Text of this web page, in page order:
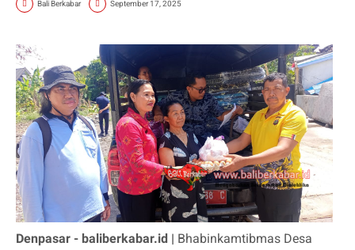
Bali Berkabar September 17, 2025
Denpasar - baliberkabar.id | Bhabinkamtibmas Desa